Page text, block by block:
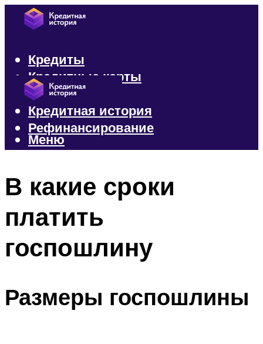
Кредиты
Кредитные карты
Микрозаймы
Кредитная история
Рефинансирование
Меню
В какие сроки
платить
госпошлину
Размеры госпошлины